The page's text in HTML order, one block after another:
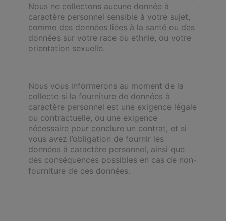
Nous ne collectons aucune donnée à
caractère personnel sensible à votre sujet,
comme des données liées à la santé ou des
données sur votre race ou ethnie, ou votre
orientation sexuelle.
Nous vous informerons au moment de la
collecte si la fourniture de données à
caractère personnel est une exigence légale
ou contractuelle, ou une exigence
nécessaire pour conclure un contrat, et si
vous avez l’obligation de fournir les
données à caractère personnel, ainsi que
des conséquences possibles en cas de non-
fourniture de ces données.